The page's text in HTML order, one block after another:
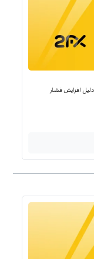
دلیل افزایش فشار